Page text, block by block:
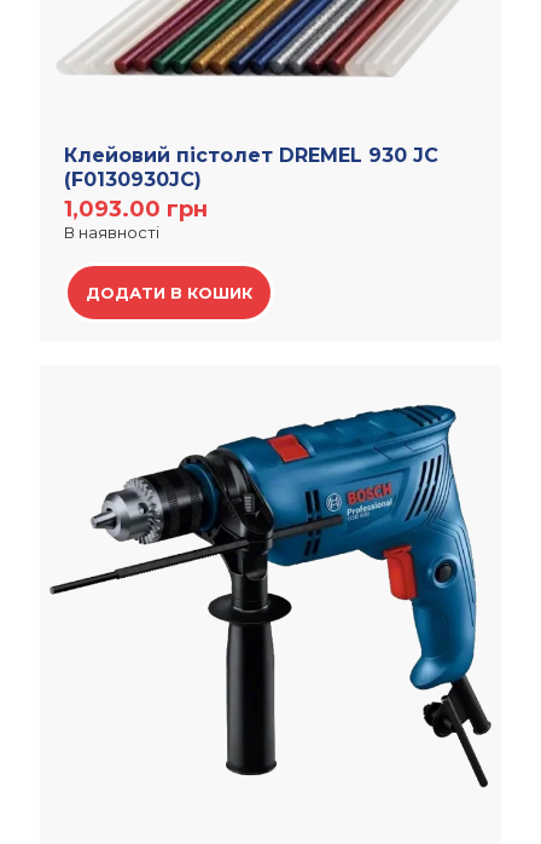
Клейовий пістолет DREMEL 930 JC
(F0130930JC)
1,093.00 грн
В наявності
ДОДАТИ В КОШИК